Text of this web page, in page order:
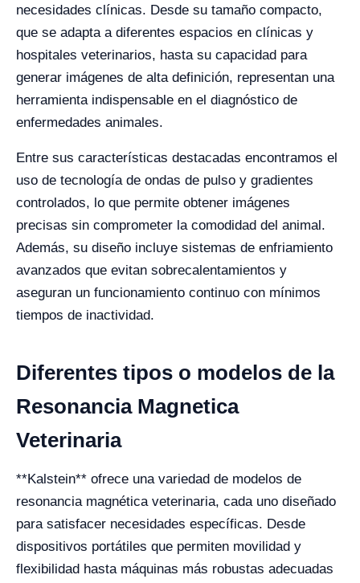
necesidades clínicas. Desde su tamaño compacto,
que se adapta a diferentes espacios en clínicas y
hospitales veterinarios, hasta su capacidad para
generar imágenes de alta definición, representan una
herramienta indispensable en el diagnóstico de
enfermedades animales.
Entre sus características destacadas encontramos el
uso de tecnología de ondas de pulso y gradientes
controlados, lo que permite obtener imágenes
precisas sin comprometer la comodidad del animal.
Además, su diseño incluye sistemas de enfriamiento
avanzados que evitan sobrecalentamientos y
aseguran un funcionamiento continuo con mínimos
tiempos de inactividad.
Diferentes tipos o modelos de la
Resonancia Magnetica
Veterinaria
**Kalstein** ofrece una variedad de modelos de
resonancia magnética veterinaria, cada uno diseñado
para satisfacer necesidades específicas. Desde
dispositivos portátiles que permiten movilidad y
flexibilidad hasta máquinas más robustas adecuadas